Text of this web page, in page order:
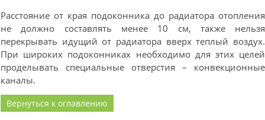
Расстояние от края подоконника до радиатора отопления
не должно составлять менее 10 см, также нельзя
перекрывать идущий от радиатора вверх теплый воздух.
При широких подоконниках необходимо для этих целей
проделывать специальные отверстия – конвекционные
каналы.
Вернуться к оглавлению